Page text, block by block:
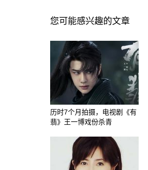
您可能感兴趣的文章
历时7个月拍摄，电视剧《有
翡》王一博戏份杀青